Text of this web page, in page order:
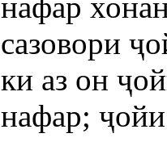
сазовори
ки аз он
нафар;